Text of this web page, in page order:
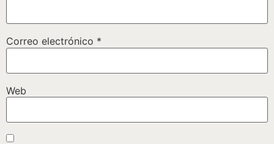
Correo electrónico *
Web